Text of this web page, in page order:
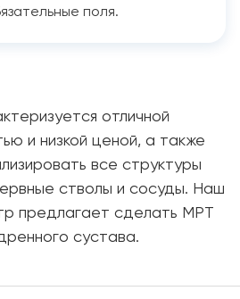
поля.
отличной
и низкой ценой, а также
все структуры
стволы и сосуды. Наш
предлагает сделать МРТ
сустава.